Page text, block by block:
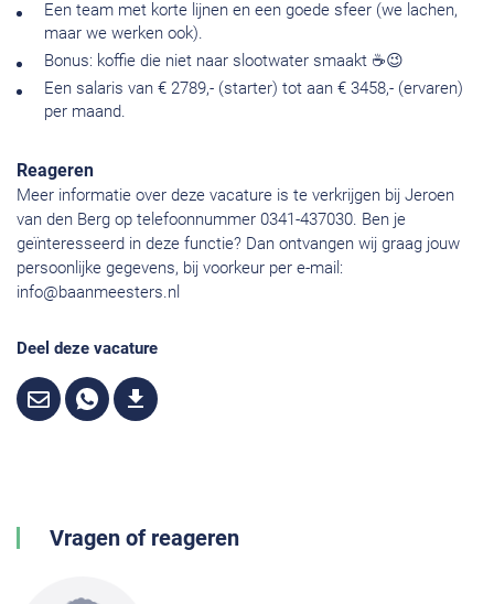
Een team met korte lijnen en een goede sfeer (we lachen,
maar we werken ook).
Bonus: koffie die niet naar slootwater smaakt ☕😉
Een salaris van € 2789,- (starter) tot aan € 3458,- (ervaren)
per maand.
Reageren
Meer informatie over deze vacature is te verkrijgen bij Jeroen
van den Berg op telefoonnummer 0341-437030. Ben je
geïnteresseerd in deze functie? Dan ontvangen wij graag jouw
persoonlijke gegevens, bij voorkeur per e-mail:
info@baanmeesters.nl
Deel deze vacature
Vragen of reageren